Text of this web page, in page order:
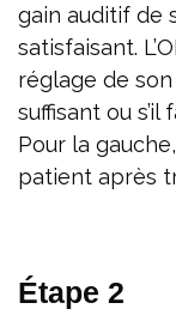
gain auditif de
satisfaisant.
réglage de
suffisant ou
Pour la
patient après
Étape 2